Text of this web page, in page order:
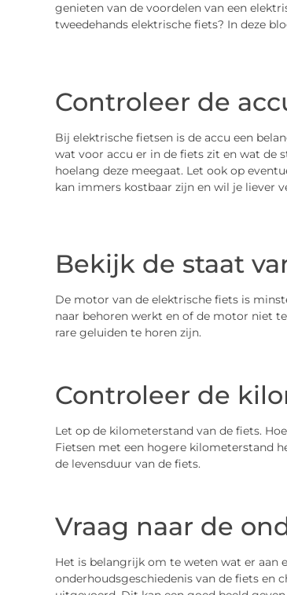
genieten van de voordelen van een
tweedehands elektrische fiets? In deze
Controleer de
Bij elektrische fietsen is de accu een
wat voor accu er in de fiets zit en wat de
hoelang deze meegaat. Let ook op
kan immers kostbaar zijn en wil je liever
Bekijk de staat
De motor van de elektrische fiets is
naar behoren werkt en of de motor niet
rare geluiden te horen zijn.
Controleer de
Let op de kilometerstand van de fiets.
Fietsen met een hogere kilometerstand
de levensduur van de fiets.
Vraag naar de
Het is belangrijk om te weten wat er aan
onderhoudsgeschiedenis van de fiets en